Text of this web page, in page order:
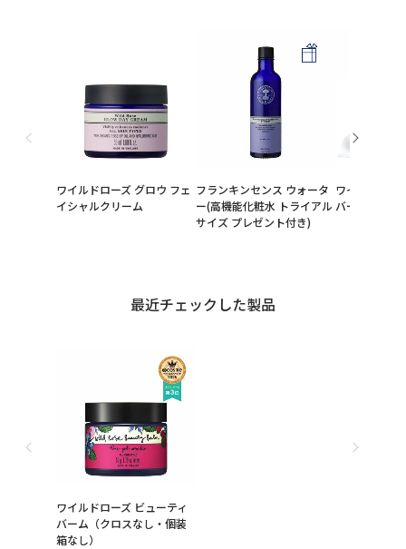
ワイルドローズ グロウ フェ
イシャルクリーム
フランキンセンス ウォータ
ー(高機能化粧水 トライアル
サイズ プレゼント付き)
ワイルドロー
バーム
最近チェックした製品
ワイルドローズ ビューティ
バーム（クロスなし・個装
箱なし）